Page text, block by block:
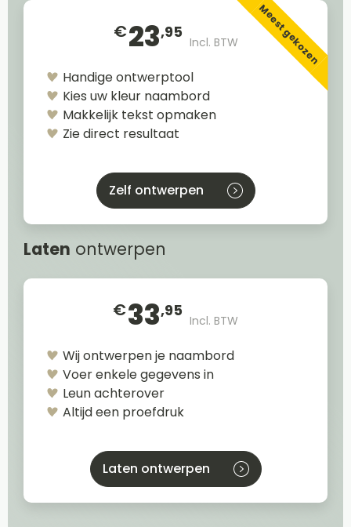
€23,95
Incl. BTW Meest gekozen
Handige ontwerptool
Kies uw kleur naambord
Makkelijk tekst opmaken
Zie direct resultaat
Zelf ontwerpen
Laten ontwerpen
€33,95
Incl. BTW
Wij ontwerpen je naambord
Voer enkele gegevens in
Leun achterover
Altijd een proefdruk
Laten ontwerpen